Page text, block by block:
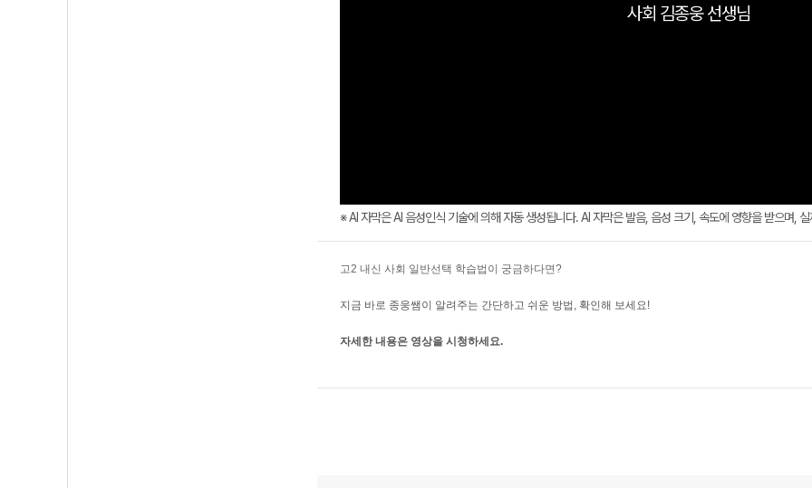
사회 김종웅 선생님
※ AI 자막은 AI 음성인식 기술에 의해 자동 생성됩니다. AI 자막은 발음, 음성 크기, 속도에 영향을 받으며,
고2 내신 사회 일반선택 학습법이 궁금하다면?
지금 바로 종웅쌤이 알려주는 간단하고 쉬운 방법, 확인해 보세요!
자세한 내용은 영상을 시청하세요.